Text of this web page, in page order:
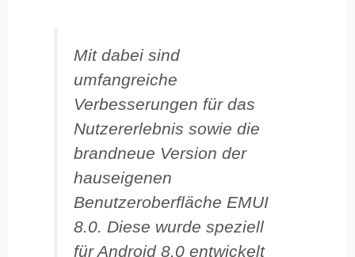
Mit dabei sind
umfangreiche
Verbesserungen für das
Nutzererlebnis sowie die
brandneue Version der
hauseigenen
Benutzeroberfläche EMUI
8.0. Diese wurde speziell
für Android 8.0 entwickelt